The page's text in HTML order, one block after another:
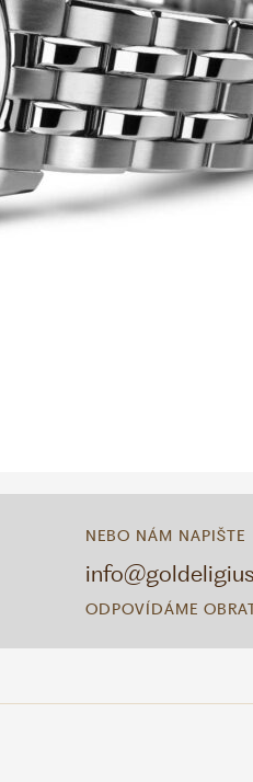
NEBO NÁM NAPIŠTE
ODPOVÍDÁME